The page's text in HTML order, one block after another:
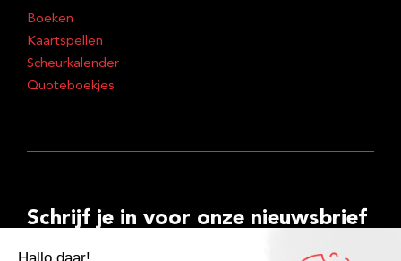
Boeken
Kaartspellen
Scheurkalender
Quoteboekjes
Schrijf je in voor onze nieuwsbrief